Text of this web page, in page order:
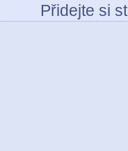
Přidejte si